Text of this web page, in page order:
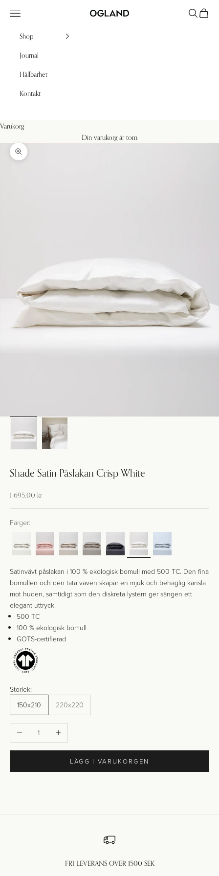
Ogland
Meny Sök
Shop
Journal
Hållbarhet
Kontakt
Varukorg
Din varukorg är tom
Zooma
Shade Satin Påslakan Crisp White
Kampanj-pris
1 695,00 kr
Färger:
Satinvävt påslakan i 100 % ekologisk bomull med 500 TC. Den fina
bomullen och den täta väven skapar en mjuk och behaglig känsla
mot huden, samtidigt som den diskreta lystern ger sängen ett
elegant uttryck.
500 TC
100 % ekologisk bomull
GOTS-certifierad
Storlek:
150x210
220x220
Minska antal Öka antal
LÄGG I VARUKORGEN
FRI LEVERANS ÖVER 1500 SEK